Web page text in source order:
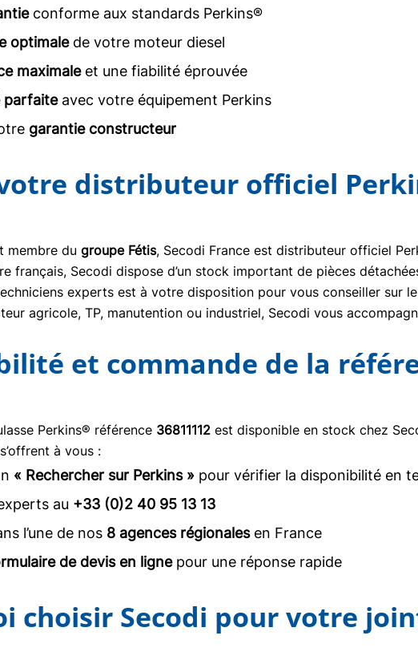
conforme aux standards Perkins®
optimalede votre moteur diesel
maximaleet une fiabilité éprouvée
parfaiteavec votre équipement Perkins
garantie constructeur
distributeur officiel
membre du groupe Fétis, Secodi France est distributeur officiel
français, Secodi dispose d’un stock important de pièces
experts est à votre disposition pour vous conseiller sur
agricole, TP, manutention ou industriel, Secodi vous
et commande de la
Perkins® référence 36811112 est disponible en stock chez
à vous :
« Rechercher sur Perkins » pour vérifier la disponibilité en
au +33 (0)2 40 95 13 13
l’une de nos 8 agences régionalesen France
de devis en lignepour une réponse rapide
choisir Secodi pour votre